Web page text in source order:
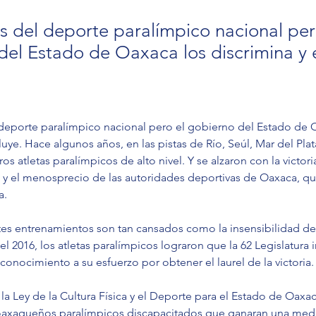
del deporte paralímpico nacional
Estado de Oaxaca los discrimina y
paralímpico nacional pero el gobierno del Estado de
Hace algunos años, en las pistas de Río, Seúl, Mar del
atletas paralímpicos de alto nivel. Y se alzaron con la
el menosprecio de las autoridades deportivas de Oaxaca,
entrenamientos son tan cansados como la insensibilidad
2016, los atletas paralímpicos lograron que la 62
a su esfuerzo por obtener el laurel de la victoria.
Ley de la Cultura Física y el Deporte para el Estado de
paralímpicos discapacitados que ganaran una